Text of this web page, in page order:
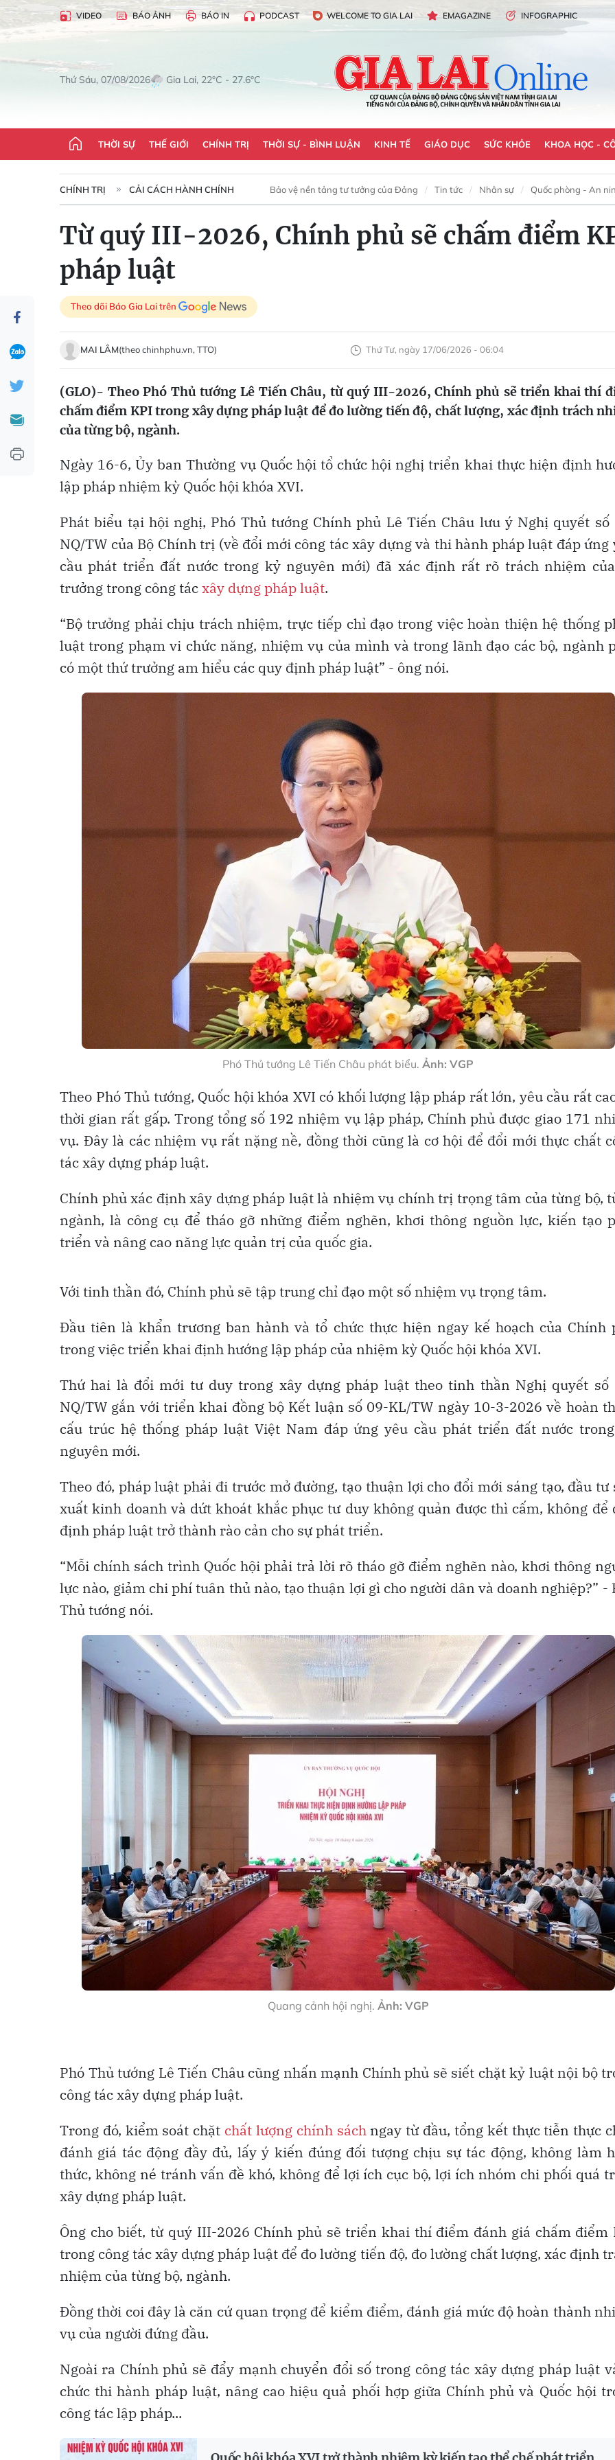
VIDEO BÁO ẢNH BÁO IN PODCAST WELCOME TO GIA LAI EMAGAZINE INFOGRAPHIC
Thứ Sáu, 07/08/2026 Gia Lai, 22°C - 27.6°C
THỜI SỰ THẾ GIỚI CHÍNH TRỊ THỜI SỰ - BÌNH LUẬN KINH TẾ GIÁO DỤC SỨC KHỎE KHOA HỌC -
CHÍNH TRỊ CẢI CÁCH HÀNH CHÍNH Bảo vệ nền tảng tư tưởng của Đảng Tin tức Nhân sự Quốc phòng - An
Từ quý III-2026, Chính phủ sẽ chấm điểm
pháp luật
Theo dõi Báo Gia Lai trên
MAI LÂM(theo chinhphu.vn, TTO) Thứ Tư, ngày 17/06/2026 - 06:04
(GLO)- Theo Phó Thủ tướng Lê Tiến Châu, từ quý III-2026, Chính phủ sẽ triển khai thí
chấm điểm KPI trong xây dựng pháp luật để đo lường tiến độ, chất lượng, xác định trách
của từng bộ, ngành.
Ngày 16-6, Ủy ban Thường vụ Quốc hội tổ chức hội nghị triển khai thực hiện định
lập pháp nhiệm kỳ Quốc hội khóa XVI.
Phát biểu tại hội nghị, Phó Thủ tướng Chính phủ Lê Tiến Châu lưu ý Nghị quyết số
NQ/TW của Bộ Chính trị (về đổi mới công tác xây dựng và thi hành pháp luật đáp ứng
cầu phát triển đất nước trong kỷ nguyên mới) đã xác định rất rõ trách nhiệm
trưởng trong công tácxây dựng pháp luật.
“Bộ trưởng phải chịu trách nhiệm, trực tiếp chỉ đạo trong việc hoàn thiện hệ thống
luật trong phạm vi chức năng, nhiệm vụ của mình và trong lãnh đạo các bộ, ngành
có một thứ trưởng am hiểu các quy định pháp luật” - ông nói.
Phó Thủ tướng Lê Tiến Châu phát biểu. Ảnh: VGP
Theo Phó Thủ tướng, Quốc hội khóa XVI có khối lượng lập pháp rất lớn, yêu cầu rất
thời gian rất gấp. Trong tổng số 192 nhiệm vụ lập pháp, Chính phủ được giao 171
vụ. Đây là các nhiệm vụ rất nặng nề, đồng thời cũng là cơ hội để đổi mới thực chất
tác xây dựng pháp luật.
Chính phủ xác định xây dựng pháp luật là nhiệm vụ chính trị trọng tâm của từng bộ,
ngành, là công cụ để tháo gỡ những điểm nghẽn, khơi thông nguồn lực, kiến tạo
triển và nâng cao năng lực quản trị của quốc gia.
Với tinh thần đó, Chính phủ sẽ tập trung chỉ đạo một số nhiệm vụ trọng tâm.
Đầu tiên là khẩn trương ban hành và tổ chức thực hiện ngay kế hoạch của Chính
trong việc triển khai định hướng lập pháp của nhiệm kỳ Quốc hội khóa XVI.
Thứ hai là đổi mới tư duy trong xây dựng pháp luật theo tinh thần Nghị quyết số
NQ/TW gắn với triển khai đồng bộ Kết luận số 09-KL/TW ngày 10-3-2026 về hoàn
cấu trúc hệ thống pháp luật Việt Nam đáp ứng yêu cầu phát triển đất nước
nguyên mới.
Theo đó, pháp luật phải đi trước mở đường, tạo thuận lợi cho đổi mới sáng tạo, đầu tư
xuất kinh doanh và dứt khoát khắc phục tư duy không quản được thì cấm, không để
định pháp luật trở thành rào cản cho sự phát triển.
“Mỗi chính sách trình Quốc hội phải trả lời rõ tháo gỡ điểm nghẽn nào, khơi thông
lực nào, giảm chi phí tuân thủ nào, tạo thuận lợi gì cho người dân và doanh nghiệp?” -
Thủ tướng nói.
Quang cảnh hội nghị. Ảnh: VGP
Phó Thủ tướng Lê Tiến Châu cũng nhấn mạnh Chính phủ sẽ siết chặt kỷ luật nội bộ
công tác xây dựng pháp luật.
Trong đó, kiểm soát chặt chất lượng chính sáchngay từ đầu, tổng kết thực tiễn thực
đánh giá tác động đầy đủ, lấy ý kiến đúng đối tượng chịu sự tác động, không làm
thức, không né tránh vấn đề khó, không để lợi ích cục bộ, lợi ích nhóm chi phối quá
xây dựng pháp luật.
Ông cho biết, từ quý III-2026 Chính phủ sẽ triển khai thí điểm đánh giá chấm điểm
trong công tác xây dựng pháp luật để đo lường tiến độ, đo lường chất lượng, xác định
nhiệm của từng bộ, ngành.
Đồng thời coi đây là căn cứ quan trọng để kiểm điểm, đánh giá mức độ hoàn thành
vụ của người đứng đầu.
Ngoài ra Chính phủ sẽ đẩy mạnh chuyển đổi số trong công tác xây dựng pháp luật
chức thi hành pháp luật, nâng cao hiệu quả phối hợp giữa Chính phủ và Quốc hội
công tác lập pháp...